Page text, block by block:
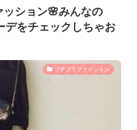
ッション🌸みんなの
デをチェックしちゃお
プチプラファッション